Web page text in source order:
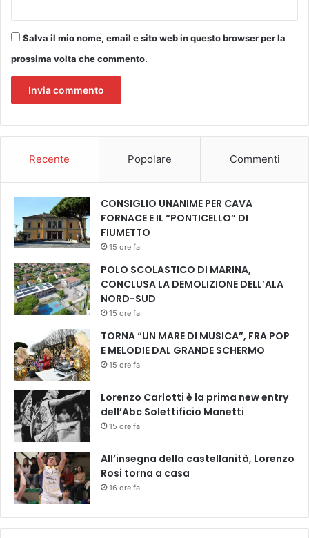
e
p
l
e
r
e
l
s
c
o
a
s
c
o
n
a
a
B
u
s
o
Salva il mio nome, email e sito web in questo browser per la
prossima volta che commento.
Recente Popolare Commenti
CONSIGLIO UNANIME PER CAVA
FORNACE E IL “PONTICELLO” DI
FIUMETTO
15 ore fa
POLO SCOLASTICO DI MARINA,
CONCLUSA LA DEMOLIZIONE DELL’ALA
NORD-SUD
15 ore fa
TORNA “UN MARE DI MUSICA”, FRA POP
E MELODIE DAL GRANDE SCHERMO
15 ore fa
Lorenzo Carlotti è la prima new entry
dell’Abc Solettificio Manetti
15 ore fa
All’insegna della castellanità, Lorenzo
Rosi torna a casa
16 ore fa